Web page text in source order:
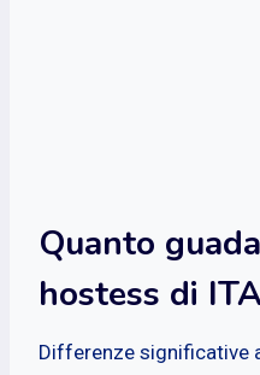
Quanto
hostess di
Differenze significative